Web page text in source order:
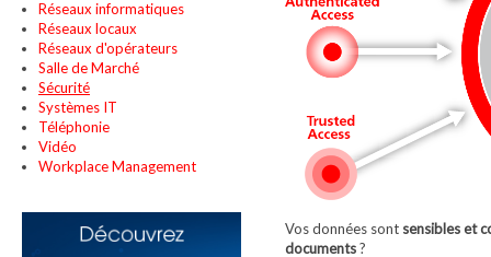
Vos données sont sensibles et
documents?
Réseaux informatiques
Réseaux locaux
Réseaux d'opérateurs
Salle de Marché
Sécurité
Systèmes IT
Téléphonie
Vidéo
Workplace Management